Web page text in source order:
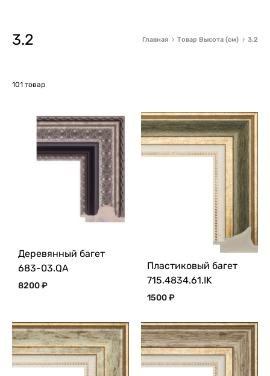
3.2 Главная Товар Высота (см) 3.2
101 товар
Деревянный багет
683-03.QA
8200₽
Пластиковый багет
715.4834.61.IK
1500₽